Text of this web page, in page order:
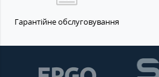
Гарантійне обслуговування